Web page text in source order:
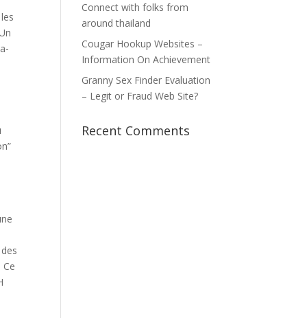
Connect with folks from
around thailand
Cougar Hookup Websites –
Information On Achievement
Granny Sex Finder Evaluation
– Legit or Fraud Web Site?
Recent Comments